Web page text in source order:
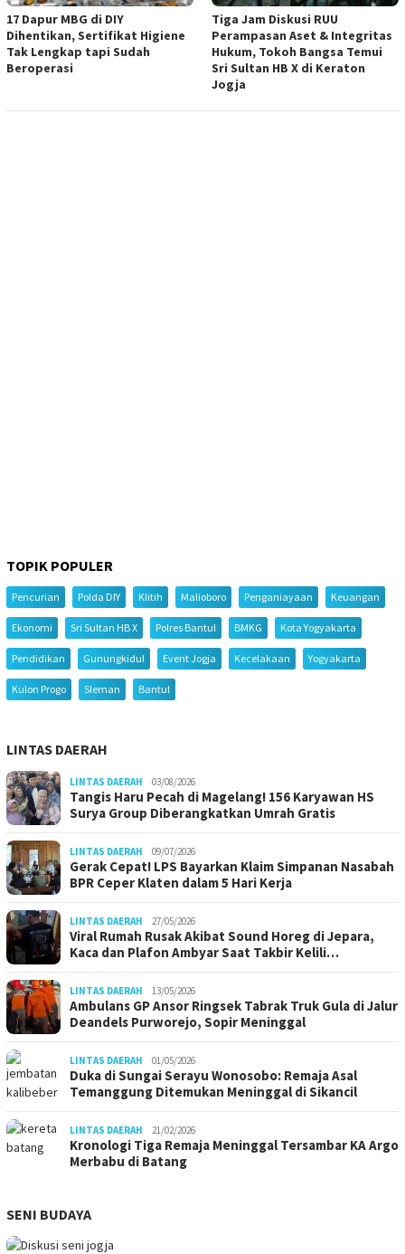
17 Dapur MBG di DIY
Dihentikan, Sertifikat Higiene
Tak Lengkap tapi Sudah
Beroperasi
Tiga Jam Diskusi RUU
Perampasan Aset & Integritas
Hukum, Tokoh Bangsa Temui
Sri Sultan HB X di Keraton
Jogja
TOPIK POPULER
Pencurian Polda DIY Klitih Malioboro Penganiayaan Keuangan
Ekonomi Sri Sultan HB X Polres Bantul BMKG Kota Yogyakarta
Pendidikan Gunungkidul Event Jogja Kecelakaan Yogyakarta
Kulon Progo Sleman Bantul
LINTAS DAERAH
LINTAS DAERAH 03/08/2026
Tangis Haru Pecah di Magelang! 156 Karyawan HS
Surya Group Diberangkatkan Umrah Gratis
LINTAS DAERAH 09/07/2026
Gerak Cepat! LPS Bayarkan Klaim Simpanan Nasabah
BPR Ceper Klaten dalam 5 Hari Kerja
LINTAS DAERAH 27/05/2026
Viral Rumah Rusak Akibat Sound Horeg di Jepara,
Kaca dan Plafon Ambyar Saat Takbir Kelili…
LINTAS DAERAH 13/05/2026
Ambulans GP Ansor Ringsek Tabrak Truk Gula di Jalur
Deandels Purworejo, Sopir Meninggal
LINTAS DAERAH 01/05/2026
Duka di Sungai Serayu Wonosobo: Remaja Asal
Temanggung Ditemukan Meninggal di Sikancil
LINTAS DAERAH 21/02/2026
Kronologi Tiga Remaja Meninggal Tersambar KA Argo
Merbabu di Batang
SENI BUDAYA